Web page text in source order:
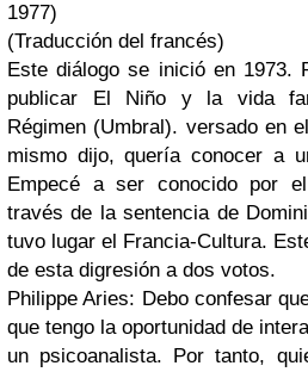
1977)
(Traducción del francés)
Este diálogo se inició en 1973.
publicar El Niño y la vida
Régimen (Umbral). versado en
mismo dijo, quería conocer a
Empecé a ser conocido por
través de la sentencia de
tuvo lugar el Francia-Cultura.
de esta digresión a dos votos.
Philippe Aries: Debo confesar
que tengo la oportunidad de
un psicoanalista. Por tanto,